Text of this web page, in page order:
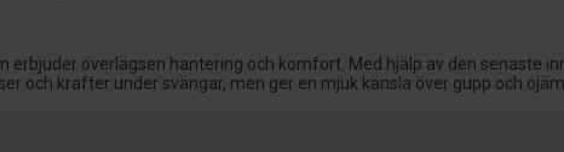
överlägsen hantering och komfort. Med hjälp av den senaste
och krafter under svängar, men ger en mjuk känsla över gupp och